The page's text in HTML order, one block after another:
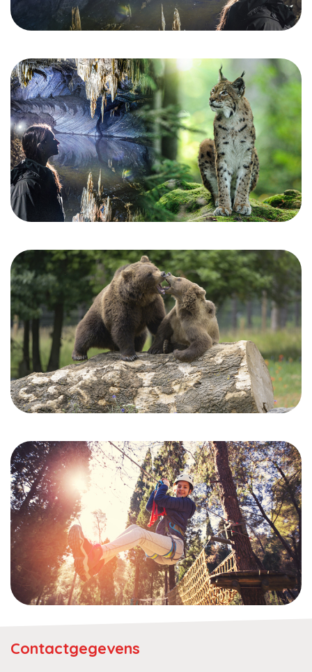
Contactgegevens